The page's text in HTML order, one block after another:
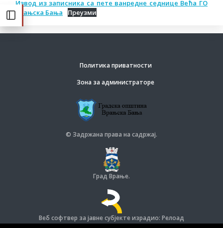
Извод из записника са пете ванредне седнице Већа ГО
Врањска Бања
Преузми
Политика приватности
Зона за администраторе
© Задржана права на садржај.
Град Врање.
Веб софтвер за јавне субјекте израдио: Релоад